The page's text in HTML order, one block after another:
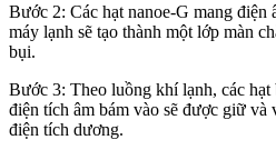
Bước 2: Các hạt nanoe-G mang điện
máy lạnh sẽ tạo thành một lớp màn
bụi.
Bước 3: Theo luồng khí lạnh, các hạt
điện tích âm bám vào sẽ được giữ và
điện tích dương.